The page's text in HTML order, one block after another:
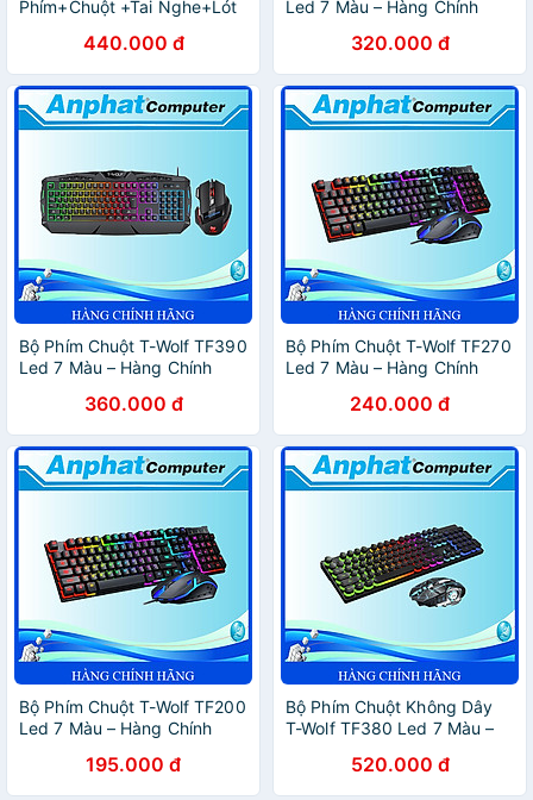
Phím+Chuột +Tai Nghe+Lót
Chính Hãng440.000 đ
Led 7 Màu – Hàng Chính
320.000 đ
Bộ Phím Chuột T-Wolf TF390
Led 7 Màu – Hàng Chính
360.000 đ
Bộ Phím Chuột T-Wolf TF270
Led 7 Màu – Hàng Chính
240.000 đ
Bộ Phím Chuột T-Wolf TF200
Led 7 Màu – Hàng Chính
195.000 đ
Bộ Phím Chuột Không Dây
T-Wolf TF380 Led 7 Màu –
520.000 đ